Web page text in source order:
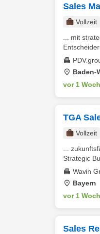
Sales
Vollzeit
... mit
Baden-
vor 1
TGA
Vollzeit
...
Strategic
Wavin
Bayern
vor 1
Sales